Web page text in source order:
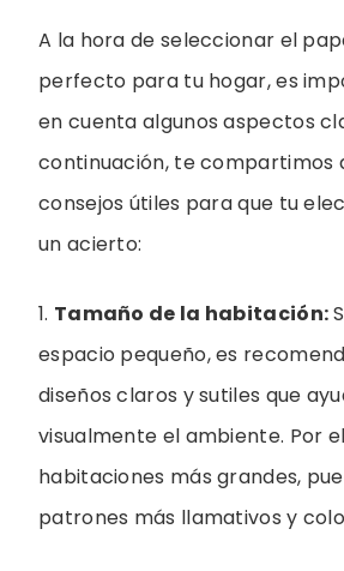
A la hora de seleccionar el
perfecto para tu hogar, es
en cuenta algunos aspectos
continuación, te compartimos
consejos útiles para que tu
un acierto:
1. Tamaño de la habitación:
espacio pequeño, es
diseños claros y sutiles que
visualmente el ambiente. Por
habitaciones más grandes,
patrones más llamativos y